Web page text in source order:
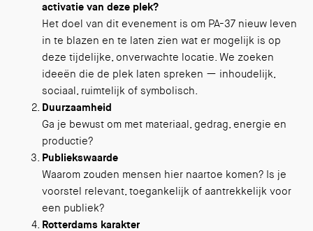
activatie van deze plek?
Het doel van dit evenement is om PA-37 nieuw leven
in te blazen en te laten zien wat er mogelijk is op
deze tijdelijke, onverwachte locatie. We zoeken
ideeën die de plek laten spreken — inhoudelijk,
sociaal, ruimtelijk of symbolisch.
Duurzaamheid
Ga je bewust om met materiaal, gedrag, energie en
productie?
Publiekswaarde
Waarom zouden mensen hier naartoe komen? Is je
voorstel relevant, toegankelijk of aantrekkelijk voor
een publiek?
Rotterdams karakter